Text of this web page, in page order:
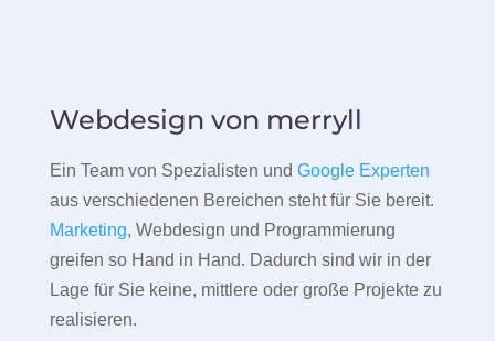
Webdesign von merryll
Ein Team von Spezialisten und Google Experten
aus verschiedenen Bereichen steht für Sie bereit.
Marketing, Webdesign und Programmierung
greifen so Hand in Hand. Dadurch sind wir in der
Lage für Sie keine, mittlere oder große Projekte zu
realisieren.